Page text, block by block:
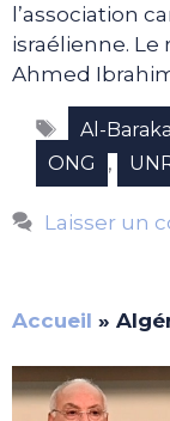
l’association
israélienne. Le
Ahmed
Étiquettes
Al-Baraka
ONG ,
Laisser un
Accueil »